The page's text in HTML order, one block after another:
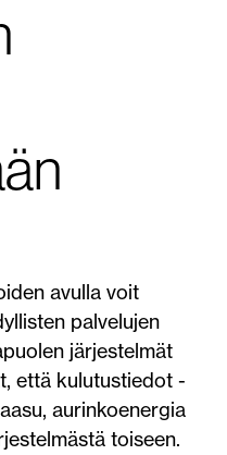
avulla voit
palvelujen
järjestelmät
että kulutustiedot -
aurinkoenergia
toiseen.